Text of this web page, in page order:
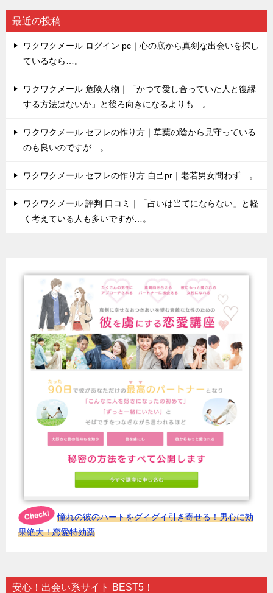
最近の投稿
ワクワクメール ログイン pc｜心の底から真剣な出会いを探し
ているなら…。
ワクワクメール 危険人物｜「かつて愛し合っていた人と復縁
する方法はないか」と後ろ向きになるよりも…。
ワクワクメール セフレの作り方｜草葉の陰から見守っている
のも良いのですが…。
ワクワクメール セフレの作り方 自己pr｜老若男女問わず…。
ワクワクメール 評判 口コミ｜「占いは当てにならない」と軽
く考えている人も多いですが…。
憧れの彼のハートをグイグイ引き寄せる！男心に効
果絶大！恋愛特効薬
安心！出会い系サイト BEST5！